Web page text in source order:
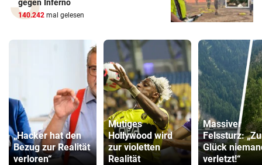
gegen Inferno
140.242 mal gelesen
„Hacker hat den
Bezug zur Realität
verloren“
Mutiges
Hollywood wird
zur violetten
Realität
Massiver
Felssturz:
Glück
verletzt!“